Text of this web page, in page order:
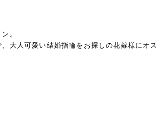
。
大人可愛い結婚指輪をお探しの花嫁様にオ